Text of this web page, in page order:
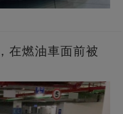
在燃油車面前被